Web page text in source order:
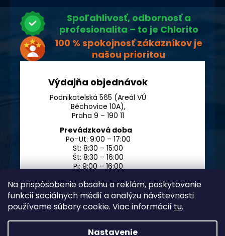
Na prispôsobenie obsahu a reklám, poskytovanie
funkcií sociálnych médií a analýzu návštevnosti
používame súbory cookie. Viac informácií tu.
Nastavenie
Spoľahlivosť, odbornosť a
profesionalita – to je Chlorito
100 % spokojnosť zákazníkov je
našou prioritou
Výdajňa objednávok
Podnikatelská 565 (Areál VÚ
Běchovice 10A),
Praha 9 – 190 11
Prevádzková doba
Po–Ut: 9:00 – 17:00
St: 8:30 – 15:00
Št: 8:30 – 16:00
Pi: 9:00 – 16:00